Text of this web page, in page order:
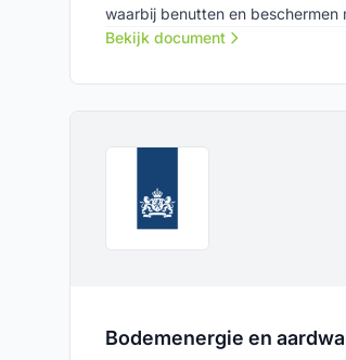
waarbij benutten en beschermen
balans zijn. Het is een
(IenW) en het ministerie van
Bekijk document
Bodemenergie en